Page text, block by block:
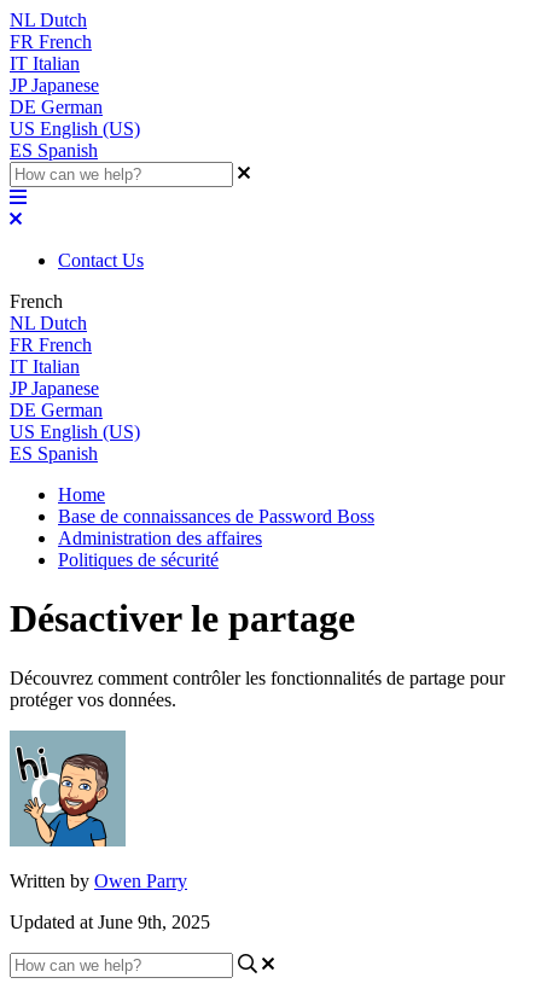
NL Dutch
FR French
IT Italian
JP Japanese
DE German
US English (US)
ES Spanish
Contact Us
French
NL Dutch
FR French
IT Italian
JP Japanese
DE German
US English (US)
ES Spanish
Home
Base de connaissances de Password Boss
Administration des affaires
Politiques de sécurité
Désactiver le partage
Découvrez comment contrôler les fonctionnalités de partage pour
protéger vos données.
Written by Owen Parry
Updated at June 9th, 2025